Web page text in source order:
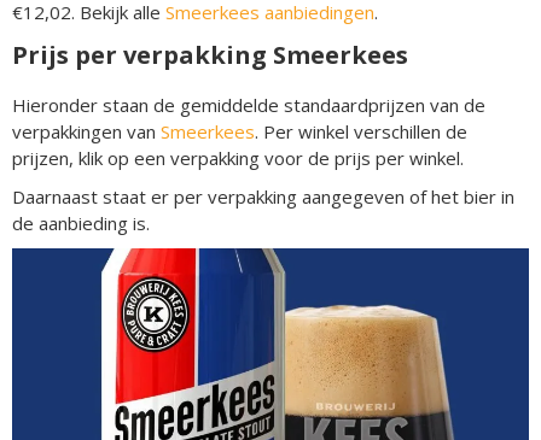
€12,02. Bekijk alle Smeerkees aanbiedingen.
Prijs per verpakking Smeerkees
Hieronder staan de gemiddelde standaardprijzen van de
verpakkingen van Smeerkees. Per winkel verschillen de
prijzen, klik op een verpakking voor de prijs per winkel.
Daarnaast staat er per verpakking aangegeven of het bier in
de aanbieding is.